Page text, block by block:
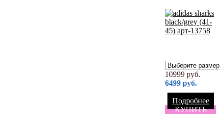
10999 руб.
6499 руб.
Подробнее
КУПИТЬ